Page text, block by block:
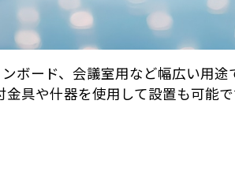
ボード、会議室用など幅広い用
具や什器を使用して設置も可能で